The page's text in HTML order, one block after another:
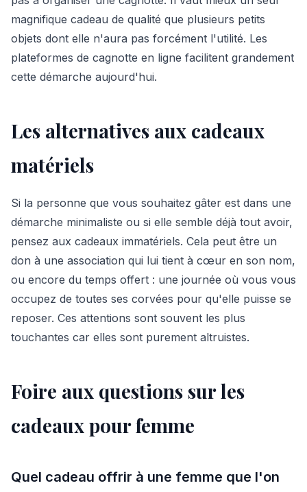
magnifique cadeau de qualité que plusieurs petits
objets dont elle n'aura pas forcément l'utilité. Les
plateformes de cagnotte en ligne facilitent grandement
cette démarche aujourd'hui.
Les alternatives aux cadeaux
matériels
Si la personne que vous souhaitez gâter est dans une
démarche minimaliste ou si elle semble déjà tout avoir,
pensez aux cadeaux immatériels. Cela peut être un
don à une association qui lui tient à cœur en son nom,
ou encore du temps offert : une journée où vous vous
occupez de toutes ses corvées pour qu'elle puisse se
reposer. Ces attentions sont souvent les plus
touchantes car elles sont purement altruistes.
Foire aux questions sur les
cadeaux pour femme
Quel cadeau offrir à une femme que l'on